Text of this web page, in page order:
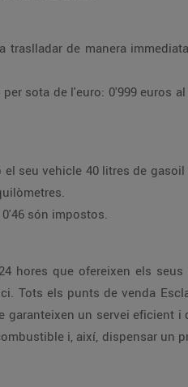
de manera
sota de l'euro: 0'999 euros
seu vehicle 40 litres de
són impostos.
hores que ofereixen els
Tots els punts de venda
un servei eficient
i, així, dispensar un